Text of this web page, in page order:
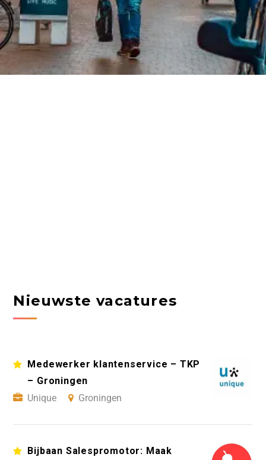
Nieuwste vacatures
Medewerker klantenservice – TKP
– Groningen
Unique
Groningen
Bijbaan Salespromotor: Maak